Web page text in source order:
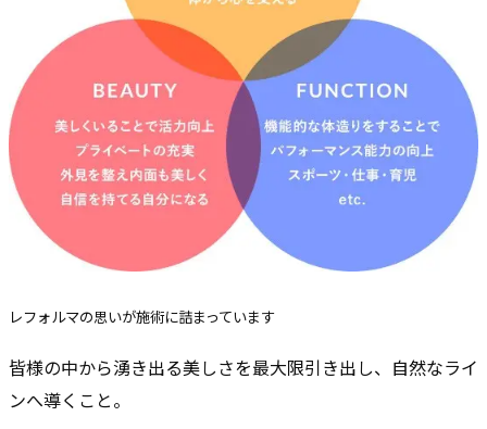
レフォルマの思いが施術に詰まっています
皆様の中から湧き出る美しさを最大限引き出し、自然なライ
ンへ導くこと。